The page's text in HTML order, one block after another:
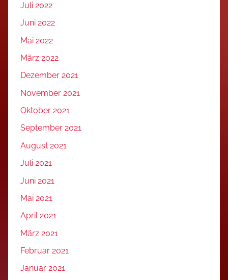
Juli 2022
Juni 2022
Mai 2022
März 2022
Dezember 2021
November 2021
Oktober 2021
September 2021
August 2021
Juli 2021
Juni 2021
Mai 2021
April 2021
März 2021
Februar 2021
Januar 2021